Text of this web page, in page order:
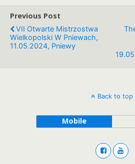
e
b
o
o
d
o
Previous Post
VII Otwarte Mistrzostwa
Wielkopolski W Pniewach,
11.05.2024, Pniewy
Back to top
Mobile